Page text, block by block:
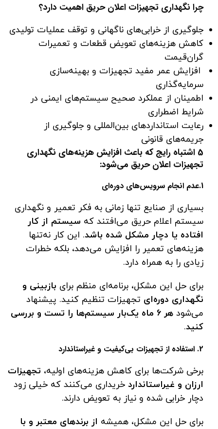
چرا نگهداری تجهیزات اعلان حریق اهمیت دارد؟
جلوگیری از خرابی‌های ناگهانی و توقف عملیات تولیدی
کاهش هزینه‌های تعویض قطعات و تعمیرات
گران‌قیمت
افزایش عمر مفید تجهیزات و بهینه‌سازی
سرمایه‌گذاری
اطمینان از عملکرد صحیح سیستم‌های ایمنی در
شرایط اضطراری
رعایت استانداردهای بین‌المللی و جلوگیری از
جریمه‌های قانونی
5 اشتباه رایج که باعث افزایش هزینه‌های نگهداری
تجهیزات اعلان حریق می‌شود:
1.عدم انجام سرویس‌های دوره‌ای
بسیاری از صنایع تنها زمانی به فکر تعمیر و نگهداری
سیستم اعلام حریق می‌افتند که سیستم از کار
افتاده یا دچار مشکل شده باشد. این کار نه‌تنها
هزینه‌های تعمیر را افزایش می‌دهد، بلکه خطرات
زیادی را به همراه دارد.
برای حل این مشکل، برنامه‌ای منظم برای بازبینی و
نگهداری دوره‌ای تجهیزات تنظیم کنید. پیشنهاد
می‌شود
هر 6 ماه یک‌بار سیستم‌ها را تست و بررسی
کنید.
2. استفاده از تجهیزات بی‌کیفیت و غیراستاندارد
برخی شرکت‌ها برای کاهش هزینه‌های اولیه، تجهیزات
ارزان و غیراستاندارد خریداری می‌کنند که خیلی زود
دچار خرابی شده و نیاز به تعویض دارند.
برای حل این مشکل، همیشه از برندهای معتبر و با